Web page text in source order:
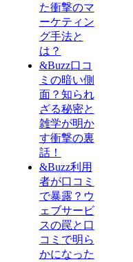
た衝撃のマ
ーケティン
グ手法と
は？
&Buzz口コ
ミの暗い側
面？知られ
ざる秘密と
雑学が明か
す衝撃の裏
話！
&Buzz利用
者が口コミ
で暴露？ウ
ェブサービ
スの罠と口
コミで明ら
かになった